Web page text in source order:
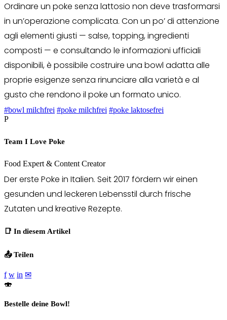
Ordinare un poke senza lattosio non deve trasformarsi
in un’operazione complicata. Con un po’ di attenzione
agli elementi giusti — salse, topping, ingredienti
composti — e consultando le informazioni ufficiali
disponibili, è possibile costruire una bowl adatta alle
proprie esigenze senza rinunciare alla varietà e al
gusto che rendono il poke un formato unico.
#bowl milchfrei #poke milchfrei #poke laktosefrei
P
Team I Love Poke
Food Expert & Content Creator
Der erste Poke in Italien. Seit 2017 fördern wir einen
gesunden und leckeren Lebensstil durch frische
Zutaten und kreative Rezepte.
📑 In diesem Artikel
📤 Teilen
f w in ✉
🍣
Bestelle deine Bowl!